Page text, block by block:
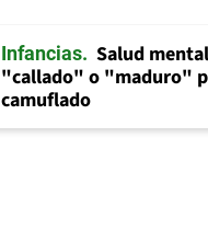
Infancias
Salud
"callado" o "maduro"
camuflado